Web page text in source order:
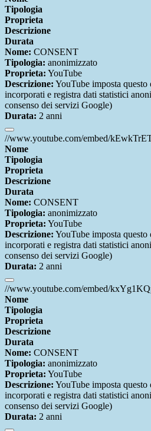
Tipologia
Proprieta
Descrizione
Durata
Nome: CONSENT
Tipologia: anonimizzato
Proprieta: YouTube
Descrizione: YouTube imposta
incorporati e registra dati statistici
consenso dei servizi Google)
Durata: 2 anni
//www.youtube.com/embed/
Nome
Tipologia
Proprieta
Descrizione
Durata
Nome: CONSENT
Tipologia: anonimizzato
Proprieta: YouTube
Descrizione: YouTube imposta
incorporati e registra dati statistici
consenso dei servizi Google)
Durata: 2 anni
//www.youtube.com/embed/
Nome
Tipologia
Proprieta
Descrizione
Durata
Nome: CONSENT
Tipologia: anonimizzato
Proprieta: YouTube
Descrizione: YouTube imposta
incorporati e registra dati statistici
consenso dei servizi Google)
Durata: 2 anni